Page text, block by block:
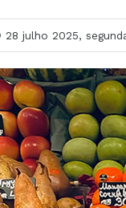
28 julho 2025,